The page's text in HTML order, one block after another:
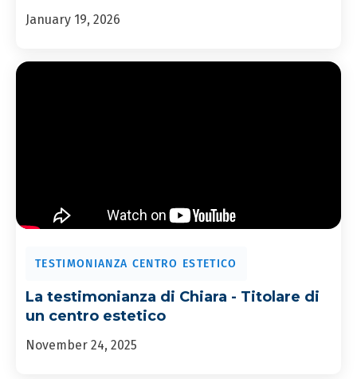
January 19, 2026
TESTIMONIANZA CENTRO ESTETICO
La testimonianza di Chiara - Titolare di
un centro estetico
November 24, 2025